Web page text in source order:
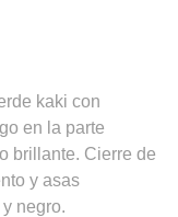
kaki con
en la parte
brillante. Cierre de
y asas
negro.